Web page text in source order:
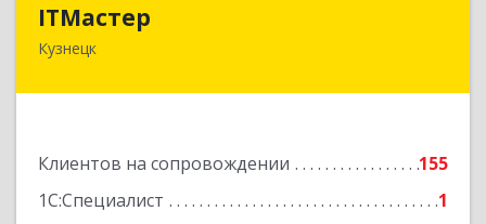
ITМастер
Кузнецк
Клиентов на сопровождении
155
1С:Специалист
1
442537, Пензенская обл, Кузнецк г, Белинского